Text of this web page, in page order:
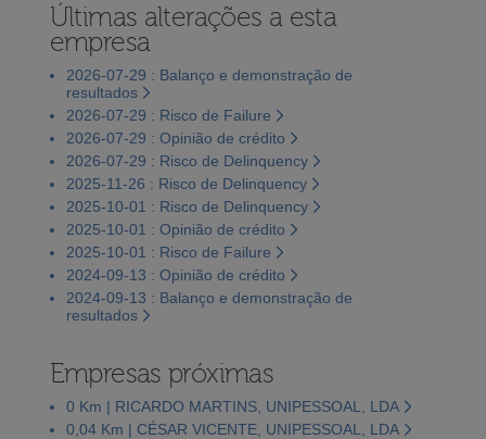
Últimas alterações a esta
empresa
2026-07-29 : Balanço e demonstração de
resultados
2026-07-29 : Risco de Failure
2026-07-29 : Opinião de crédito
2026-07-29 : Risco de Delinquency
2025-11-26 : Risco de Delinquency
2025-10-01 : Risco de Delinquency
2025-10-01 : Opinião de crédito
2025-10-01 : Risco de Failure
2024-09-13 : Opinião de crédito
2024-09-13 : Balanço e demonstração de
resultados
Empresas próximas
0 Km | RICARDO MARTINS, UNIPESSOAL, LDA
0,04 Km | CÉSAR VICENTE, UNIPESSOAL, LDA